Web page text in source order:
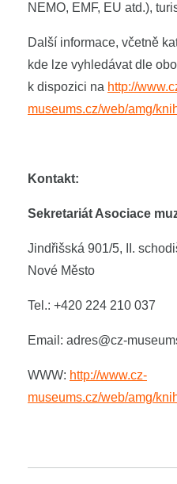
NEMO, EMF, EU atd.),
Další informace, včetně
kde lze vyhledávat dle
k dispozici na http://
museums.cz/web/amg/
Kontakt:
Sekretariát Asociace
Jindřišská 901/5, II.
Nové Město
Tel.: +420 224 210 037
Email: adres@cz-
WWW: http://www.cz-
museums.cz/web/amg/